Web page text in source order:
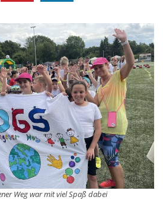
Weg war mit viel Spaß dabei